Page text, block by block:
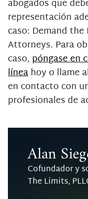
abogados que
representación
caso: Demand
Attorneys. Para
caso, póngase en
líneahoy o llame
en contacto con
profesionales de
Alan
Cofundador y
The Limits,